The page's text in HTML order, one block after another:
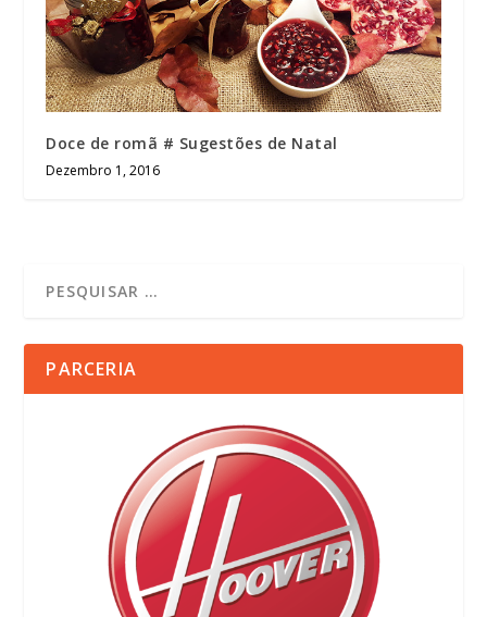
Doce de romã # Sugestões de Natal
Dezembro 1, 2016
PARCERIA